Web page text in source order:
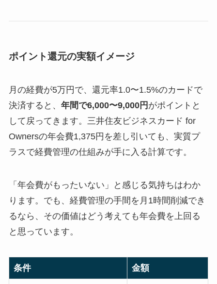
ポイント還元の実額イメージ
月の経費が5万円で、還元率1.0〜1.5%のカードで
決済すると、 年間で6,000〜9,000円 がポイントと
して戻ってきます。三井住友ビジネスカード for
Ownersの年会費1,375円を差し引いても、実質プ
ラスで経費管理の仕組みが手に入る計算です。
「年会費がもったいない」と感じる気持ちはわか
ります。でも、経費管理の手間を月1時間削減でき
るなら、その価値はどう考えても年会費を上回る
と思っています。
条件 金額